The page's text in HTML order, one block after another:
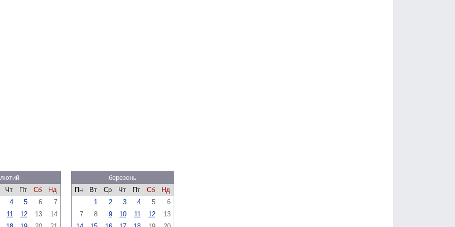
лютий
Чт
Пт Сб
Нд
4
5 6
7
11
12 13
14
березень
Пн
Вт Ср Чт Пт Сб
Нд
1
2 3 4 5
6
7
8 9 10 11 12
13